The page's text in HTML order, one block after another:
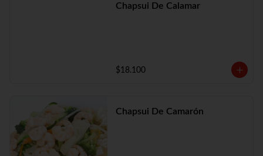
Chapsui De Calamar
$18.100
Chapsui De Camarón